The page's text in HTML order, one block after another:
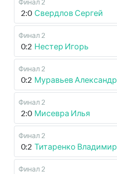
2:0 Свердлов Сергей
Финал 2
0:2 Нестер Игорь
Финал 2
0:2 Муравьев Александр
Финал 2
2:0 Мисевра Илья
Финал 2
0:2 Титаренко Владимир
Финал 2